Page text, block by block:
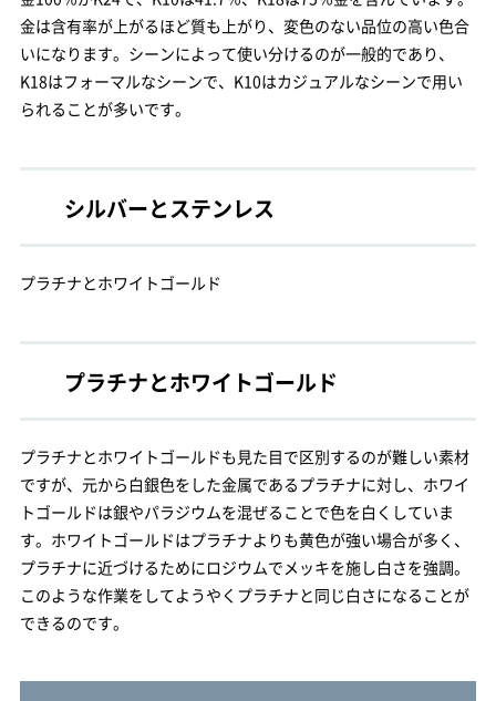
金は含有率が上がるほど質も上がり、変色のない品位の高い色合
いになります。シーンによって使い分けるのが一般的であり、
K18はフォーマルなシーンで、K10はカジュアルなシーンで用い
られることが多いです。
シルバーとステンレス
プラチナとホワイトゴールド
プラチナとホワイトゴールド
プラチナとホワイトゴールドも見た目で区別するのが難しい素材
ですが、元から白銀色をした金属であるプラチナに対し、ホワイ
トゴールドは銀やパラジウムを混ぜることで色を白くしていま
す。ホワイトゴールドはプラチナよりも黄色が強い場合が多く、
プラチナに近づけるためにロジウムでメッキを施し白さを強調。
このような作業をしてようやくプラチナと同じ白さになることが
できるのです。